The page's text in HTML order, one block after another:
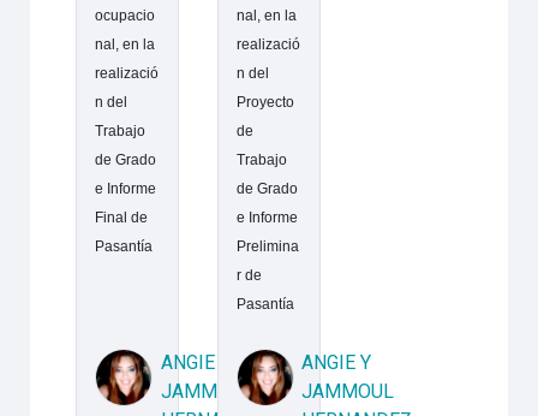
ocupacio
nal, en la
realizació
n del
Trabajo
de Grado
e Informe
Final de
Pasantía
ANGIE Y
JAMMOUL
nal, en la
realizació
n del
Proyecto
de
Trabajo
de Grado
e Informe
Prelimina
r de
Pasantía
ANGIE Y
JAMMOUL